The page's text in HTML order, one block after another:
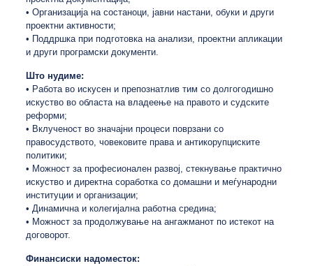
• Организација на состаноци, јавни настани, обуки и други
проектни активности;
• Поддршка при подготовка на анализи, проектни апликации
и други програмски документи.
Што нудиме:
• Работа во искусен и препознатлив тим со долгогодишно
искуство во областа на владеење на правото и судските
реформи;
• Вклученост во значајни процеси поврзани со
правосудството, човековите права и антикорупциските
политики;
• Можност за професионален развој, стекнување практично
искуство и директна соработка со домашни и меѓународни
институции и организации;
• Динамична и колегијална работна средина;
• Можност за продолжување на ангажманот по истекот на
договорот.
Финансиски надоместок: